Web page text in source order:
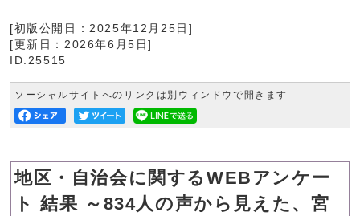
[初版公開日：2025年12月25日 ]
[更新日： 2026年6月5日]
ID:25515
ソーシャルサイトへのリンクは別ウィンドウで開きます
地区・自治会に関するWEBアンケー
ト 結果 ～834人の声から見えた、宮